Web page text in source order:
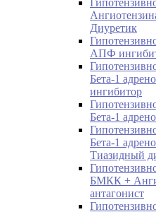
Диуретик
АПФ
Бета-1
ингибитор
Бета-1
Бета-1
Тиазидный
БМКК +
антагонист